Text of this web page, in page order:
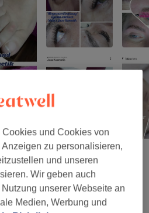
und Cookies von
zu personalisieren,
und unseren
Wir geben auch
unserer Webseite an
Medien, Werbung und